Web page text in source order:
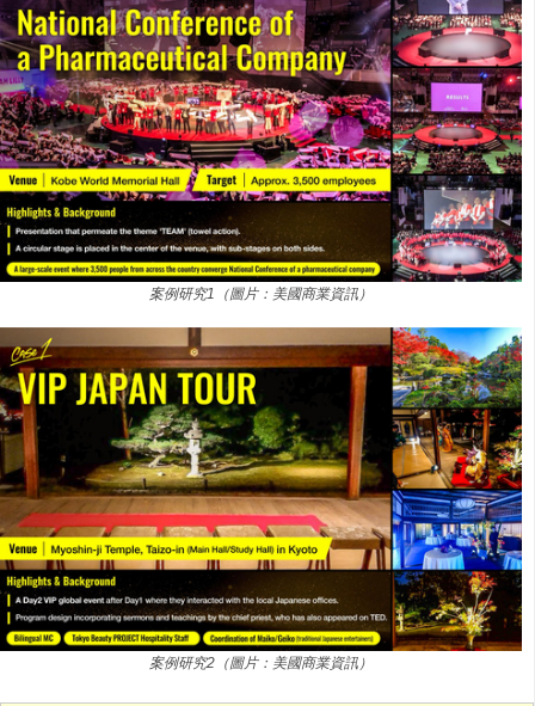
案例研究1（圖片：美國商業資訊）
案例研究2（圖片：美國商業資訊）